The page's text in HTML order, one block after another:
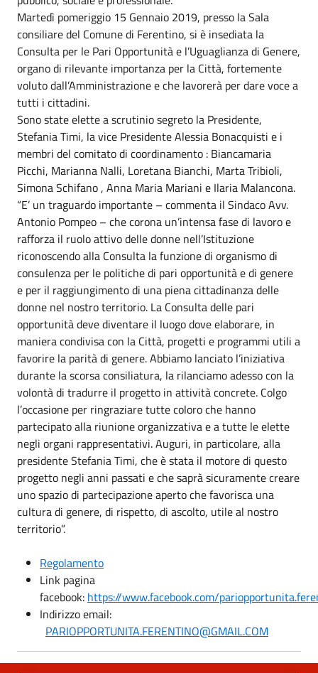
Martedì pomeriggio 15 Gennaio 2019, presso la Sala
consiliare del Comune di Ferentino, si è insediata la
Consulta per le Pari Opportunità e l’Uguaglianza di Genere,
organo di rilevante importanza per la Città, fortemente
voluto dall’Amministrazione e che lavorerà per dare voce a
tutti i cittadini.
Sono state elette a scrutinio segreto la Presidente,
Stefania Timi, la vice Presidente Alessia Bonacquisti e i
membri del comitato di coordinamento : Biancamaria
Picchi, Marianna Nalli, Loretana Bianchi, Marta Tribioli,
Simona Schifano , Anna Maria Mariani e Ilaria Malancona.
“E’ un traguardo importante – commenta il Sindaco Avv.
Antonio Pompeo – che corona un’intensa fase di lavoro e
rafforza il ruolo attivo delle donne nell’Istituzione
riconoscendo alla Consulta la funzione di organismo di
consulenza per le politiche di pari opportunità e di genere
e per il raggiungimento di una piena cittadinanza delle
donne nel nostro territorio. La Consulta delle pari
opportunità deve diventare il luogo dove elaborare, in
maniera condivisa con la Città, progetti e programmi utili a
favorire la parità di genere. Abbiamo lanciato l’iniziativa
durante la scorsa consiliatura, la rilanciamo adesso con la
volontà di tradurre il progetto in attività concrete. Colgo
l’occasione per ringraziare tutte coloro che hanno
partecipato alla riunione organizzativa e a tutte le elette
negli organi rappresentativi. Auguri, in particolare, alla
presidente Stefania Timi, che è stata il motore di questo
progetto negli anni passati e che saprà sicuramente creare
uno spazio di partecipazione aperto che favorisca una
cultura di genere, di rispetto, di ascolto, utile al nostro
territorio”.
Regolamento
Link pagina
facebook: https://www.facebook.com/
Indirizzo email:
PARIOPPORTUNITA.FERENTINO@GMAIL.COM